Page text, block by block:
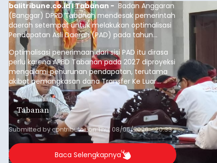
balitribune.co.id I Tabanan - Badan Anggaran
(Banggar) DPRD Tabanan mendesak pemerintah
daerah setempat untuk melakukan optimalisasi
Pendapatan Asli Daerah (PAD) pada tahun
anggaran 2027.
Optimalisasi penerimaan dari sisi PAD itu dirasa
perlu karena APBD Tabanan pada 2027 diproyeksi
mengalami penurunan pendapatan, terutama
akibat pemangkasan dana Transfer Ke Luar
Daerah (TKD) dari pemerintah pusat.
Tabanan
Submitted bycontributoronThu, 08/06/2026 - 20:33
Baca Selengkapnya